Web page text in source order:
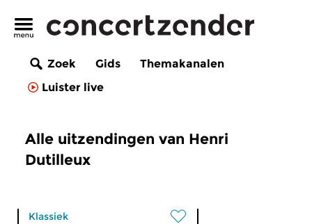
Zoek Gids
Themakanalen
Luister live
Alle uitzendingen van Henri
Dutilleux
Klassiek